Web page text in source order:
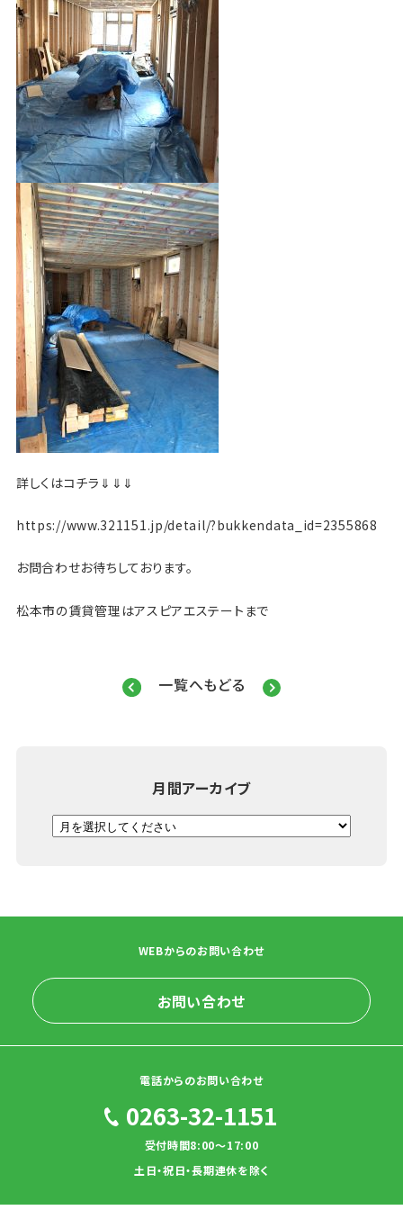
詳しくはコチラ⇓⇓⇓
https://www.321151.jp/detail/?bukkendata_id=2355868
お問合わせお待ちしております。
松本市の賃貸管理はアスピアエステートまで
一覧へもどる
月間アーカイブ
WEBからのお問い合わせ
お問い合わせ
電話からのお問い合わせ
0263-32-1151
受付時間8:00～17:00
土日・祝日・長期連休を除く